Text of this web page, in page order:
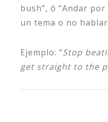
bush”, ó “Andar
un tema o no
Ejemplo: “Stop
get straight to the